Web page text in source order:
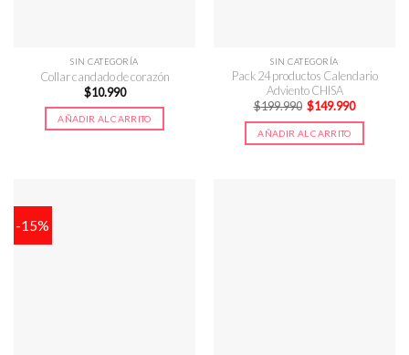
SIN CATEGORÍA
Collar candado de corazón
$10.990
AÑADIR AL CARRITO
SIN CATEGORÍA
Pack 24 productos Calendario
Adviento CHISA
$199.990 El
precio
original
era:
$199.990.
$149.990El
actual
$149.990.
AÑADIR AL CARRITO
-15%